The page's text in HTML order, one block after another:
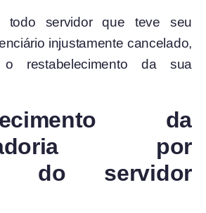
todo servidor que teve seu
injustamente cancelado,
restabelecimento da sua
da
por
do servidor